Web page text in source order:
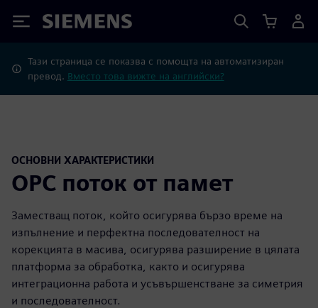
Siemens
Тази страница се показва с помощта на автоматизиран
превод. Вместо това вижте на английски?
ОСНОВНИ ХАРАКТЕРИСТИКИ
OPC поток от памет
Заместващ поток, който осигурява бързо време на
изпълнение и перфектна последователност на
корекцията в масива, осигурява разширение в цялата
платформа за обработка, както и осигурява
интеграционна работа и усъвършенстване за симетрия
и последователност.